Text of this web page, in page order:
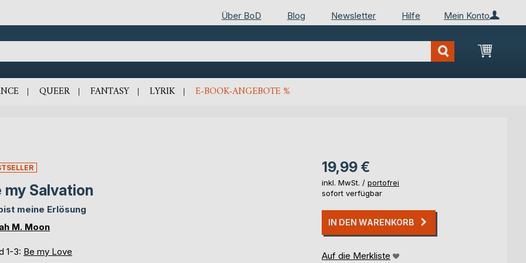
Mein Konto
Über BoD Blog Newsletter Hilfe
Mein
QUEER FANTASY LYRIK E-BOOK-ANGEBOTE %
my Salvation
meine Erlösung
M. Moon
1-3: Be my Love
19,99 €
inkl. MwSt. / portofrei
sofort verfügbar
IN DEN WARENKORB
Auf die Merkliste